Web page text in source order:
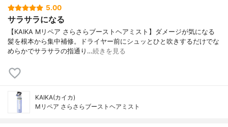
5.00
サラサラになる
【KAIKA Mリペア さらさらブーストヘアミスト】ダメージが気になる
髪を根本から集中補修。ドライヤー前にシュッとひと吹きするだけでな
めらかでサラサラの指通り…続きを見る
KAIKA(カイカ)
Mリペア さらさらブーストヘアミスト